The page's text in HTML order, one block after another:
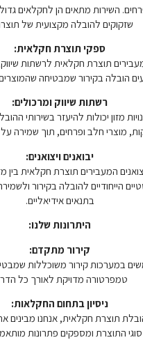
השירות מתאים הן לחקלאים
שזקוקים להובלה מקצועית של
ספקי תוצרת חקלאית:
תוצרת חקלאית לרשתות
הובלה בקירור שמבטיחה שהמוצרים
רשתות שיווק ומרכולים:
מזון יכולות להיעזר בשירותי
מוצרי חלב ופרחים, תוך שמירה
יבואנים ויצואנים:
המעבירים תוצרת חקלאית בין
הייחודיים להובלה בקירור
בתנאים אידיאליים.
היתרונות שלנו:
קירור מתקדם:
במערכות קירור משוכללות
טמפרטורה מדויקת לאורך כל
ניסיון בתחום החקלאות:
תוצרת חקלאית, אנחנו מבינים
התוצרת ומספקים פתרונות